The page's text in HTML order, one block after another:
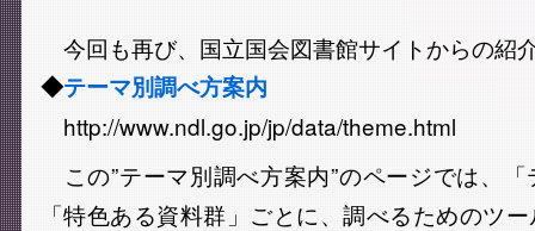
今回も再び、国立国会図書館サイトからの紹
◆テーマ別調べ方案内
http://www.ndl.go.jp/jp/data/theme.html
この”テーマ別調べ方案内”のページでは、
「特色ある資料群」ごとに、調べるためのツ